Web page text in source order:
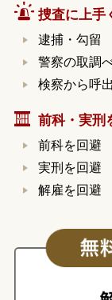
捜査に上手
逮捕・勾留
警察の取調
検察から呼
前科・実刑
前科を回避
実刑を回避
解雇を回避